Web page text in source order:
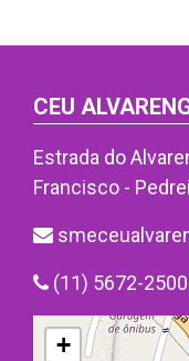
CEU
Estrada do
Francisco -
(11) 5672-
+